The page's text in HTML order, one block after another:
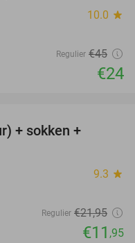
10.0 star
Regulier €45
€24
+ sokken +
9.3 star
Regulier €21,95
€11 ,95